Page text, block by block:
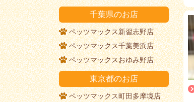
千葉県のお店
ペッツマックス新習志野店
ペッツマックス千葉美浜店
ペッツマックスおゆみ野店
東京都のお店
ペッツマックス町田多摩境店